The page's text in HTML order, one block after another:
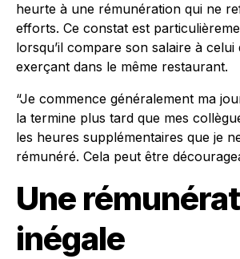
heurte à une rémunération qui ne
efforts. Ce constat est
lorsqu’il compare son salaire à celui
exerçant dans le même restaurant.
“Je commence généralement ma
la termine plus tard que mes
les heures supplémentaires que je
rémunéré. Cela peut être
Une
inégale